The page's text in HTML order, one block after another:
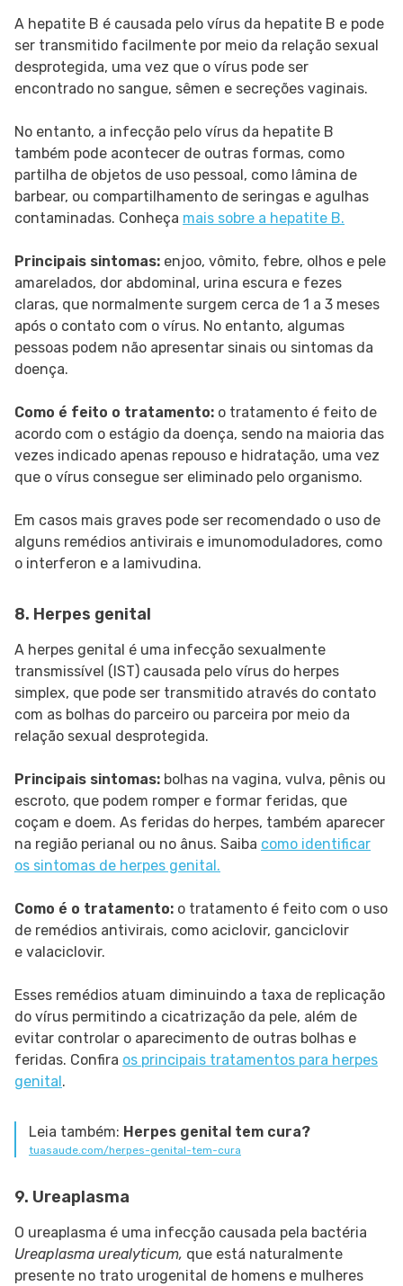
A hepatite B é causada pelo vírus da hepatite B e pode
ser transmitido facilmente por meio da relação sexual
desprotegida, uma vez que o vírus pode ser
encontrado no sangue, sêmen e secreções vaginais.
No entanto, a infecção pelo vírus da hepatite B
também pode acontecer de outras formas, como
partilha de objetos de uso pessoal, como lâmina de
barbear, ou compartilhamento de seringas e agulhas
contaminadas. Conheça mais sobre a hepatite B.
Principais sintomas: enjoo, vômito, febre, olhos e pele
amarelados, dor abdominal, urina escura e fezes
claras, que normalmente surgem cerca de 1 a 3 meses
após o contato com o vírus. No entanto, algumas
pessoas podem não apresentar sinais ou sintomas da
doença.
Como é feito o tratamento: o tratamento é feito de
acordo com o estágio da doença, sendo na maioria das
vezes indicado apenas repouso e hidratação, uma vez
que o vírus consegue ser eliminado pelo organismo.
Em casos mais graves pode ser recomendado o uso de
alguns remédios antivirais e imunomoduladores, como
o interferon e a lamivudina.
8. Herpes genital
A herpes genital é uma infecção sexualmente
transmissível (IST) causada pelo vírus do herpes
simplex, que pode ser transmitido através do contato
com as bolhas do parceiro ou parceira por meio da
relação sexual desprotegida.
Principais sintomas: bolhas na vagina, vulva, pênis ou
escroto, que podem romper e formar feridas, que
coçam e doem. As feridas do herpes, também aparecer
na região perianal ou no ânus. Saiba como identificar
os sintomas de herpes genital.
Como é o tratamento: o tratamento é feito com o uso
de remédios antivirais, como aciclovir, ganciclovir
e valaciclovir.
Esses remédios atuam diminuindo a taxa de replicação
do vírus permitindo a cicatrização da pele, além de
evitar controlar o aparecimento de outras bolhas e
feridas. Confira os principais tratamentos para herpes
genital .
Leia também: Herpes genital tem cura?
tuasaude.com/herpes-genital-tem-cura
9. Ureaplasma
O ureaplasma é uma infecção causada pela bactéria
Ureaplasma urealyticum, que está naturalmente
presente no trato urogenital de homens e mulheres